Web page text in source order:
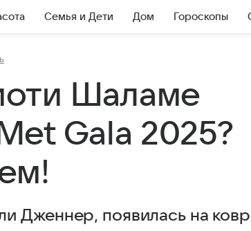
Семья и Дети Дом Гороскопы
Шаламе
Gala 2025?
Дженнер, появилась на